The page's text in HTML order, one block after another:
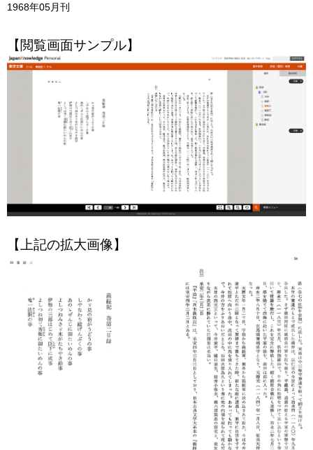
1968年05月刊
【閲覧画面サンプル】
【上記の拡大画像】